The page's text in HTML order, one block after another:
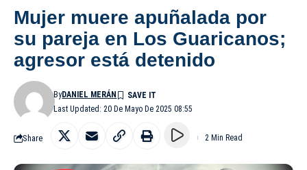
Mujer muere apuñalada por
su pareja en Los Guaricanos;
agresor está detenido
Last Updated: 20 De Mayo De 2025 08:55
ByDANIEL MERÁN
Share 2 Min Read